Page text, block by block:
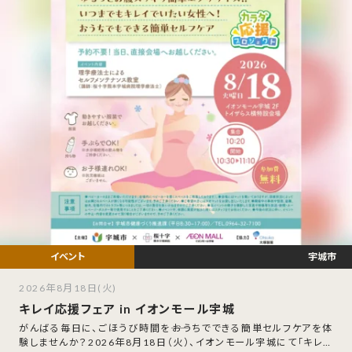
キレイ応援フェア in イオンモール宇城
がんばる毎日に、ごほうび時間を――おうちでできる簡単セルフケアを体
験しませんか？2026年8月18日（火）、イオンモール宇城にて「キレイ
宇城市
2026年8月18日(火)